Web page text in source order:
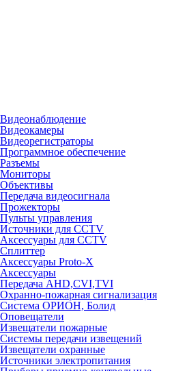
Видеонаблюдение
Видеокамеры
Видеорегистраторы
Программное обеспечение
Разъемы
Мониторы
Объективы
Передача видеосигнала
Прожекторы
Пульты управления
Источники для CCTV
Аксессуары для CCTV
Сплиттер
Аксессуары Proto-X
Аксессуары
Передача AHD,CVI,TVI
Охранно-пожарная сигнализация
Система ОРИОН, Болид
Оповещатели
Извещатели пожарные
Системы передачи извещений
Извещатели охранные
Источники электропитания